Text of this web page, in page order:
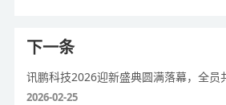
下一条
讯鹏科技2026迎新盛典圆满落幕，全员
2026-02-25